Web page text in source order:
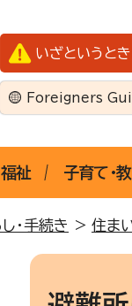
いざというと
Foreigners
福祉 子育て・
・手続き > 住ま